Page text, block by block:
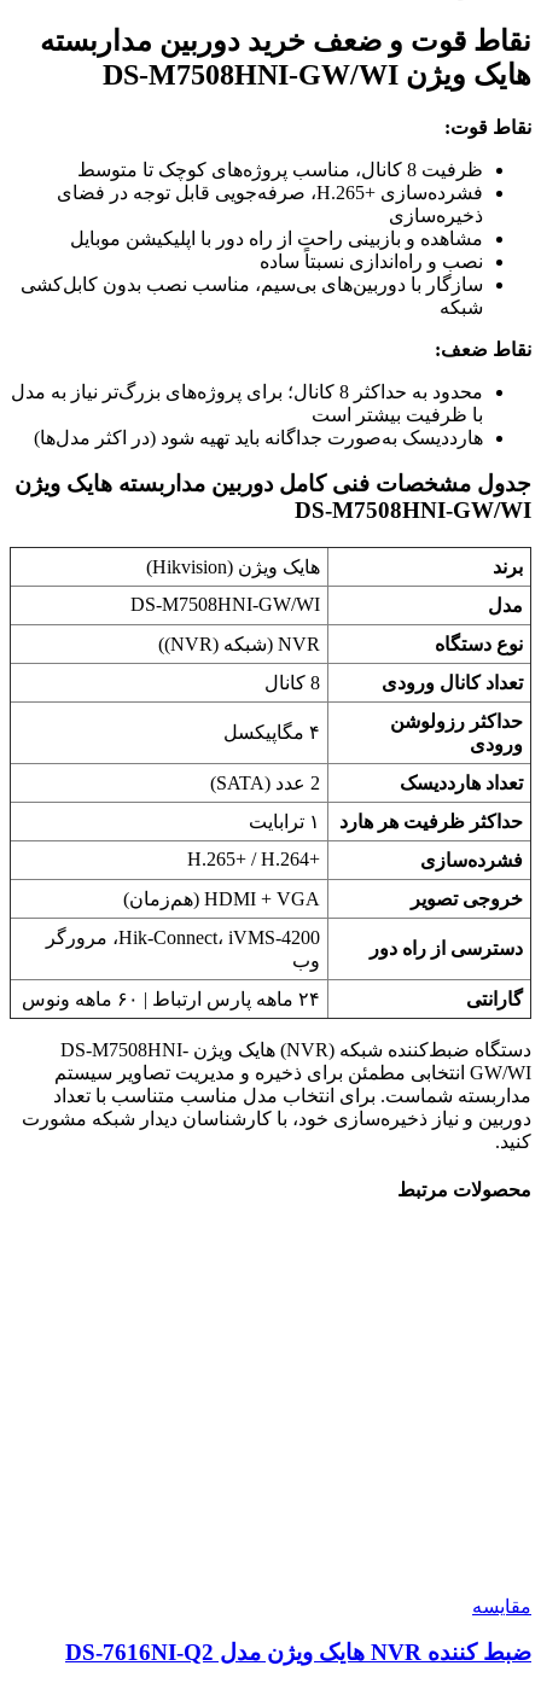
نقاط قوت و ضعف خرید دوربین مداربسته
هایک ویژن DS-M7508HNI-GW/WI
نقاط قوت:
ظرفیت 8 کانال، مناسب پروژه‌های کوچک تا متوسط
فشرده‌سازی H.265+‎، صرفه‌جویی قابل توجه در فضای
ذخیره‌سازی
مشاهده و بازبینی راحت از راه دور با اپلیکیشن موبایل
نصب و راه‌اندازی نسبتاً ساده
سازگار با دوربین‌های بی‌سیم، مناسب نصب بدون کابل‌کشی
شبکه
نقاط ضعف:
محدود به حداکثر 8 کانال؛ برای پروژه‌های بزرگ‌تر نیاز به مدل
با ظرفیت بیشتر است
هارددیسک به‌صورت جداگانه باید تهیه شود (در اکثر مدل‌ها)
جدول مشخصات فنی کامل دوربین مداربسته هایک ویژن
DS-M7508HNI-GW/WI
برند
هایک ویژن (Hikvision)
مدل
DS-M7508HNI-GW/WI
نوع دستگاه
NVR (شبکه (NVR))
تعداد کانال ورودی
8 کانال
حداکثر رزولوشن
ورودی
۴ مگاپیکسل
تعداد هارددیسک
2 عدد (SATA)
حداکثر ظرفیت هر هارد
۱ ترابایت
فشرده‌سازی
H.265+‎ / H.264+‎
خروجی تصویر
HDMI + VGA (هم‌زمان)
دسترسی از راه دور
Hik-Connect، iVMS-4200، مرورگر
وب
گارانتی
۲۴ ماهه پارس ارتباط | ۶۰ ماهه ونوس
دستگاه ضبط‌کننده شبکه (NVR) هایک ویژن DS-M7508HNI-
GW/WI انتخابی مطمئن برای ذخیره و مدیریت تصاویر سیستم
مداربسته شماست. برای انتخاب مدل مناسب متناسب با تعداد
دوربین و نیاز ذخیره‌سازی خود، با کارشناسان دیدار شبکه مشورت
کنید.
محصولات مرتبط
مقایسه
ضبط کننده NVR هایک ویژن مدل DS-7616NI-Q2